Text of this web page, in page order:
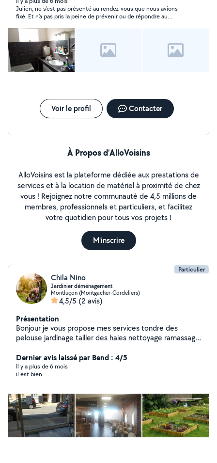
Julien, ne s’est pas présenté au rendez-vous que nous avions
fixé. Et n’a pas pris la peine de prévenir ou de répondre au
surprise.
Voir le profil Contacter
À Propos d’AlloVoisins
AlloVoisins est la plateforme dédiée aux prestations de
services et à la location de matériel à proximité de chez
vous ! Rejoignez notre communauté de 4,5 millions de
membres, professionnels et particuliers, et facilitez
votre quotidien pour tous vos projets !
M'inscrire
Particulier
Chila Nino
Jardinier déménagement
Montluçon (Montgacher-Cordeliers)
4,5/5 (2 avis)
Présentation
Bonjour je vous propose mes services tondre des
pelouse jardinage tailler des haies nettoyage ramassage
Dernier avis laissé par Bend : 4/5
Il y a plus de 6 mois
il est bien